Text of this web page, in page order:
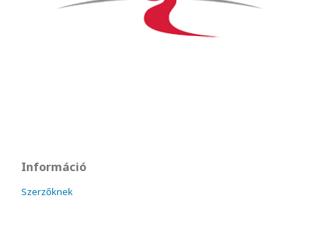
Információ
Szerzőknek